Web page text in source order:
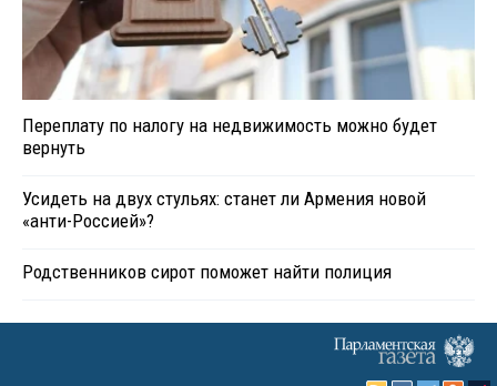
Переплату по налогу на недвижимость можно будет
вернуть
Усидеть на двух стульях: станет ли Армения новой
«анти-Россией»?
Родственников сирот поможет найти полиция